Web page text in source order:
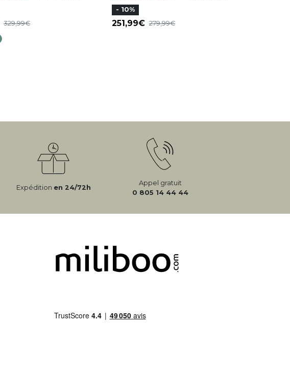
329,99
- 10%
251,99 279,99
Expédition en 24/72h
Appel gratuit
0 805 14 44 44